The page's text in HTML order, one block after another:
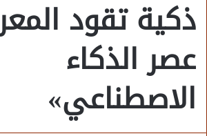
ذكية تقود
عصر الذكاء
الاصطناعي»